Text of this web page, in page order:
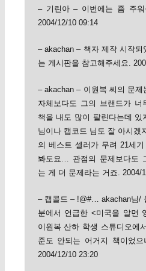
– 기린아 – 이번에는 좀 주
2004/12/10 09:14
– akachan – 책자 제작 시작되
는 게시판을 참고해주세요.
– akachan – 이원복 씨의 문
자체보다도 그의 브랜드가 너
책을 내도 많이 팔린다는데
님이나 캡코드 님도 잘 아시겠
의 베스트 셀러가 무려 21세
봐도요… 관점의 문제보다도
는 게 더 문제라는 거죠. 2004/
– 캡콜드 – !@#… akachan님/
분에서 언급한 <미국을 알면
이원복 산하 학생 스튜디오에
준도 안되는 어거지 책이었
2004/12/10 23:20